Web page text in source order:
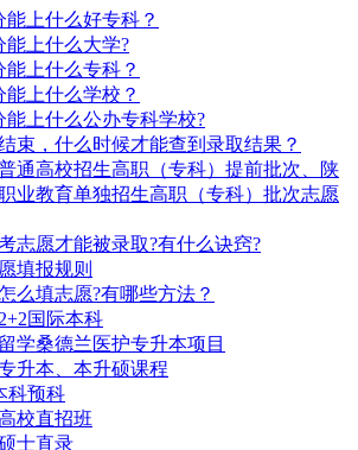
能上什么好专科？
能上什么大学?
能上什么专科？
能上什么学校？
能上什么公办专科学校?
束，什么时候才能查到录取结果？
通高校招生高职（专科）提前批次、陕
业教育单独招生高职（专科）批次志愿
志愿才能被录取?有什么诀窍?
填报规则
么填志愿?有哪些方法？
国际本科
学桑德兰医护专升本项目
升本、本升硕课程
科预科
校直招班
士直录